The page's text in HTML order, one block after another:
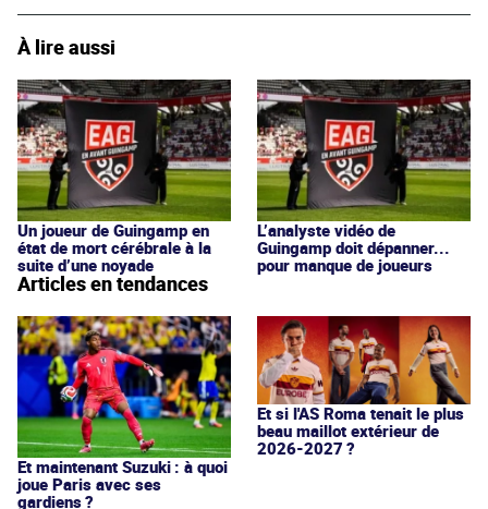
À lire aussi
Un joueur de Guingamp en
état de mort cérébrale à la
suite d’une noyade
L’analyste vidéo de
Guingamp doit dépanner...
pour manque de joueurs
Articles en tendances
Et maintenant Suzuki : à quoi
joue Paris avec ses
gardiens ?
Et si l'AS Roma tenait le plus
beau maillot extérieur de
2026-2027 ?